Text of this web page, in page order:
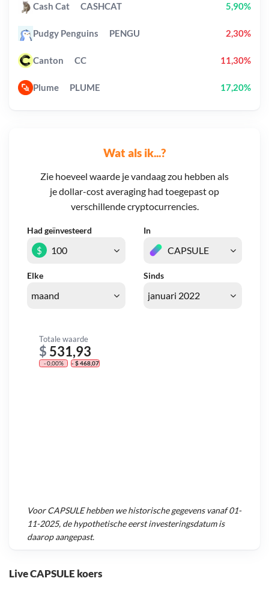
Live CAPSULE koers
Wat als ik...?
Zie hoeveel waarde je vandaag zou hebben als
je dollar-cost averaging had toegepast op
verschillende cryptocurrencies.
Had geïnvesteerd In
Elke Sinds
$
Totale waarde
$ 531,93
- 0,00% - $ 468,07
VoorCAPSULEhebben we historische gegevens vanaf01-
11-2025, de hypothetische eerst investeringsdatum is
daarop aangepast.
Cash Cat CASHCAT 5,90%
Pudgy Penguins PENGU 2,30%
Canton CC 11,30%
Plume PLUME 17,20%